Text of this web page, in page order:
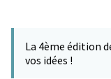
−
La 4ème édition
vos idées !